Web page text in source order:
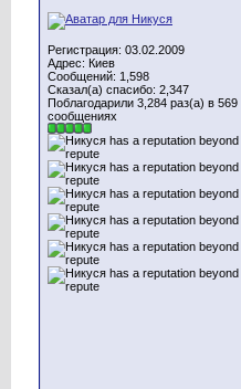
Регистрация: 03.02.2009
Адрес: Киев
Сообщений: 1,598
Сказал(а) спасибо: 2,347
Поблагодарили 3,284 раз(а) в 569
сообщениях